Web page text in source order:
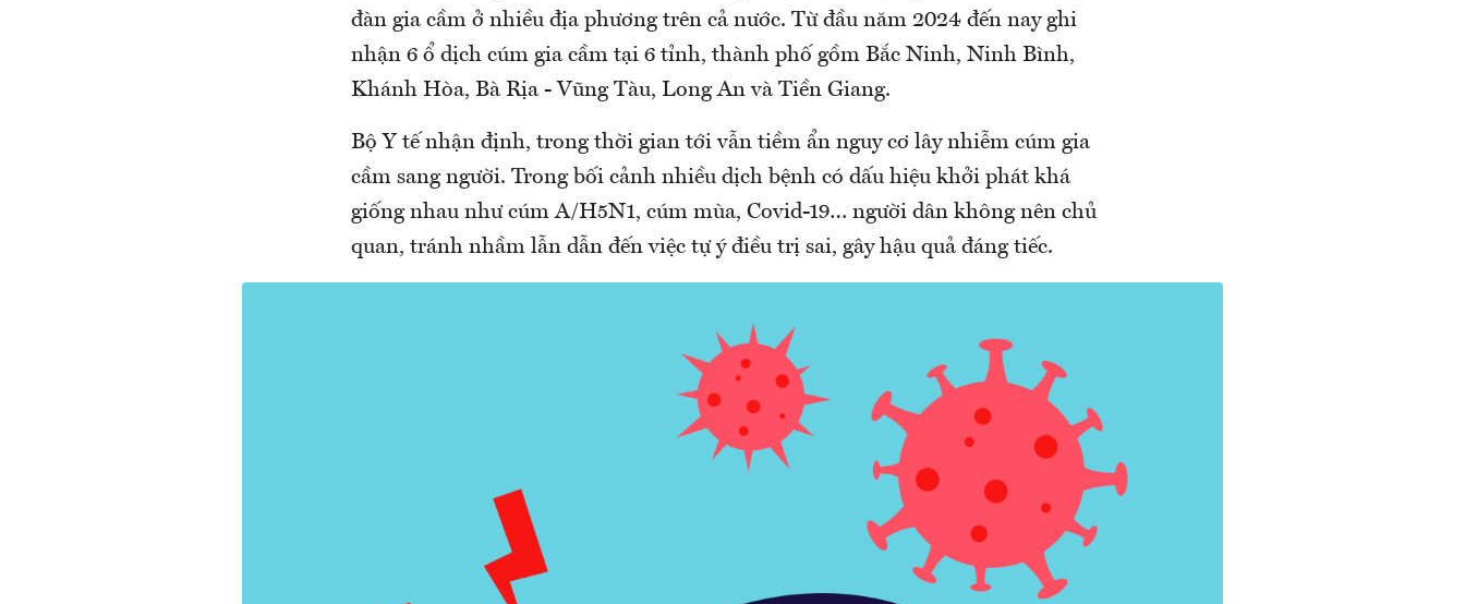
đàn gia cầm ở nhiều địa phương trên cả nước. Từ đầu năm 2024 đến nay ghi
nhận 6 ổ dịch cúm gia cầm tại 6 tỉnh, thành phố gồm Bắc Ninh, Ninh Bình,
Khánh Hòa, Bà Rịa - Vũng Tàu, Long An và Tiền Giang.
Bộ Y tế nhận định, trong thời gian tới vẫn tiềm ẩn nguy cơ lây nhiễm cúm gia
cầm sang người. Trong bối cảnh nhiều dịch bệnh có dấu hiệu khởi phát khá
giống nhau như cúm A/H5N1, cúm mùa, Covid-19… người dân không nên chủ
quan, tránh nhầm lẫn dẫn đến việc tự ý điều trị sai, gây hậu quả đáng tiếc.